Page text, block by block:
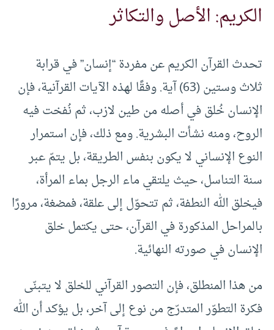
الكريم: الأصل والتكاثر
تحدث القرآن الكريم عن مفردة “إنسان” في قرابة
ثلاث وستين (63) آية. وفقًا لهذه الآيات القرآنية، فإن
الإنسان خُلق في أصله من طين لازب، ثم نُفخت فيه
الروح، ومنه نشأت البشرية. ومع ذلك، فإن استمرار
النوع الإنساني لا يكون بنفس الطريقة، بل يتمّ عبر
سنة التناسل، حيث يلتقي ماء الرجل بماء المرأة،
فيخلق الله النطفة، ثم تتحوّل إلى علقة، فمضغة، مرورًا
بالمراحل المذكورة في القرآن، حتى يكتمل خلق
الإنسان في صورته النهائية.
من هذا المنطلق، فإن التصور القرآني للخلق لا يتبنّى
فكرة التطوّر المتدرّج من نوع إلى آخر، بل يؤكد أن الله